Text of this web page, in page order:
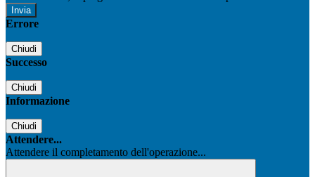
Errore
Chiudi
Successo
Chiudi
Informazione
Chiudi
Attendere...
Attendere il completamento dell'operazione...